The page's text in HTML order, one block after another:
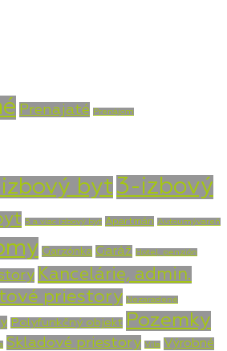
Prenajaté Prenájom
byt 3-izbový
5 a viac izbový byt Apartmán Autoumývareň
Garzónka Garáž Hotel, penzión
Kancelárie, admin.
priestory Nezaradené
Polyfunkčný objekt Pozemky
Skladové priestory Vila Výrobné